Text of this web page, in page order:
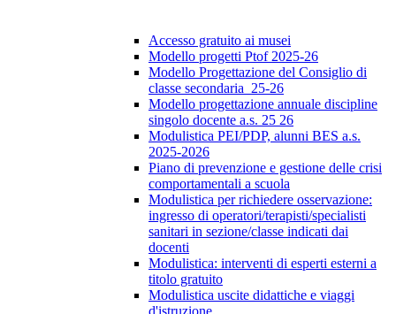
Accesso gratuito ai musei
Modello progetti Ptof 2025-26
Modello Progettazione del Consiglio di
classe secondaria_25-26
Modello progettazione annuale discipline
singolo docente a.s. 25 26
Modulistica PEI/PDP, alunni BES a.s.
2025-2026
Piano di prevenzione e gestione delle crisi
comportamentali a scuola
Modulistica per richiedere osservazione:
ingresso di operatori/terapisti/specialisti
sanitari in sezione/classe indicati dai
docenti
Modulistica: interventi di esperti esterni a
titolo gratuito
Modulistica uscite didattiche e viaggi